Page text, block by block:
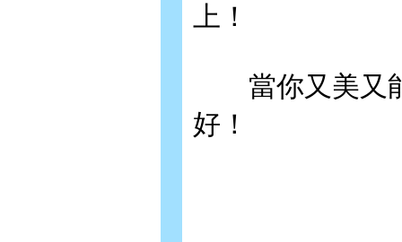
上！
當你又美又能
好！